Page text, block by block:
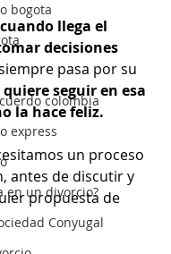
bogota
colombia
express
en un divorcio?
Conyugal
cuando llega el
decisiones
pasa por su
quiere seguir en esa
la hace feliz.
un proceso
antes de discutir y
propuesta de